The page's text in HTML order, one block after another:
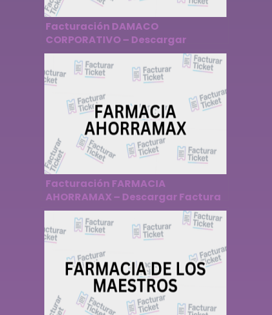
Facturación DAMACO
CORPORATIVO – Descargar
Factura
Facturación FARMACIA
AHORRAMAX – Descargar Factura